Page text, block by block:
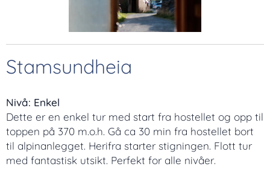
Stamsundheia
Nivå: Enkel
Dette er en enkel tur med start fra hostellet og opp til
toppen på 370 m.o.h. Gå ca 30 min fra hostellet bort
til alpinanlegget. Herifra starter stigningen. Flott tur
med fantastisk utsikt. Perfekt for alle nivåer.